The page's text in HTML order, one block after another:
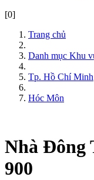
[0]
Trang chủ
Danh mục Khu
Tp. Hồ Chí Minh
Hóc Môn
Nhà Đông
900